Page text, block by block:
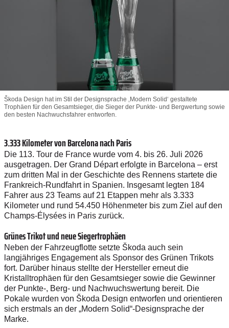
Škoda Design hat im Stil der Designsprache ‚Modern Solid‘ gestaltete
Trophäen für den Gesamtsieger, die Sieger der Punkte- und Bergwertung sowie
den besten Nachwuchsfahrer entworfen.
3.333 Kilometer von Barcelona nach Paris
Die 113. Tour de France wurde vom 4. bis 26. Juli 2026
ausgetragen. Der Grand Départ erfolgte in Barcelona – erst
zum dritten Mal in der Geschichte des Rennens startete die
Frankreich-Rundfahrt in Spanien. Insgesamt legten 184
Fahrer aus 23 Teams auf 21 Etappen mehr als 3.333
Kilometer und rund 54.450 Höhenmeter bis zum Ziel auf den
Champs-Élysées in Paris zurück.
Grünes Trikot und neue Siegertrophäen
Neben der Fahrzeugflotte setzte Škoda auch sein
langjähriges Engagement als Sponsor des Grünen Trikots
fort. Darüber hinaus stellte der Hersteller erneut die
Kristalltrophäen für den Gesamtsieger sowie die Gewinner
der Punkte-, Berg- und Nachwuchswertung bereit. Die
Pokale wurden von Škoda Design entworfen und orientieren
sich erstmals an der „Modern Solid“-Designsprache der
Marke.